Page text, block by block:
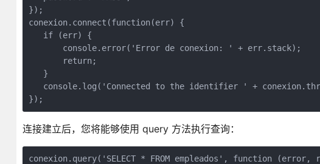
});
conexion.connect(function(err) {
   if (err) {
console.error('Error de conexion: ' +
       return;
   }
console.log('Connected to the identifier ' +
});
连接建立后，您将能够使用 query 方法执行查询：
conexion.query('SELECT * FROM empleados', function